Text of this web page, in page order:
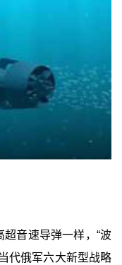
超音速导弹一样，“波
代俄军六大新型战略